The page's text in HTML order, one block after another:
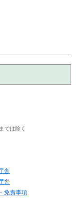
では除く
舎
舎
免責事項